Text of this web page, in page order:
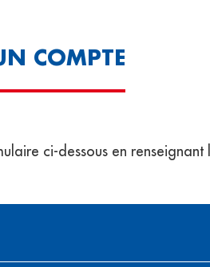
COMPTE
ci-dessous en